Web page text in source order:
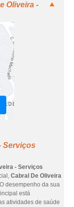
Oliveira -
Serviços
- Serviços
Cabral De Oliveira
desempenho da sua
está
atividades de saúde